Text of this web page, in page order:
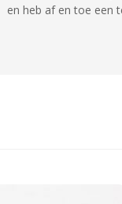
en heb af en toe een